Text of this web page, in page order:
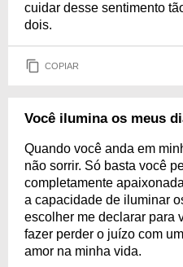
cuidar desse sentimento
dois.
COPIAR
Você ilumina os meus
Quando você anda em
não sorrir. Só basta você
completamente
a capacidade de iluminar
escolher me declarar para
fazer perder o juízo com
amor na minha vida.